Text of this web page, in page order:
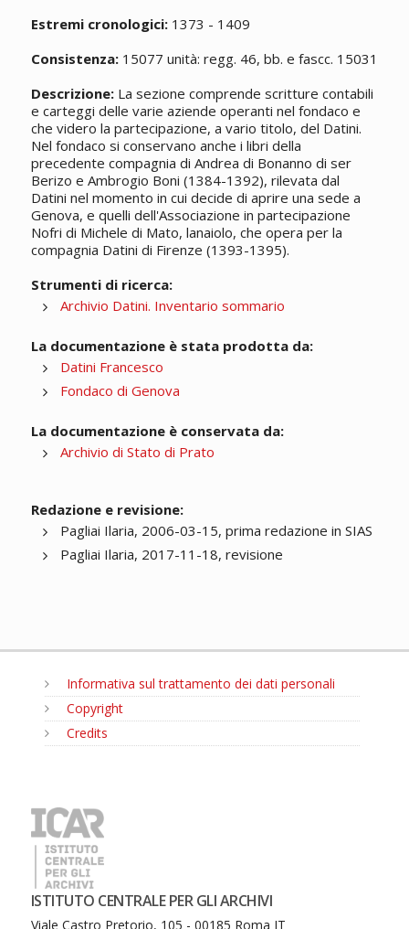
Estremi cronologici:1373 - 1409
Consistenza:15077 unità: regg. 46, bb. e fascc. 15031
Descrizione:La sezione comprende scritture contabili
e carteggi delle varie aziende operanti nel fondaco e
che videro la partecipazione, a vario titolo, del Datini.
Nel fondaco si conservano anche i libri della
precedente compagnia di Andrea di Bonanno di ser
Berizo e Ambrogio Boni (1384-1392), rilevata dal
Datini nel momento in cui decide di aprire una sede a
Genova, e quelli dell'Associazione in partecipazione
Nofri di Michele di Mato, lanaiolo, che opera per la
compagnia Datini di Firenze (1393-1395).
Strumenti di ricerca:
Archivio Datini. Inventario sommario
La documentazione è stata prodotta da:
Datini Francesco
Fondaco di Genova
La documentazione è conservata da:
Archivio di Stato di Prato
Redazione e revisione:
Pagliai Ilaria, 2006-03-15, prima redazione in SIAS
Pagliai Ilaria, 2017-11-18, revisione
Informativa sul trattamento dei dati personali
Copyright
Credits
ISTITUTO CENTRALE PER GLI ARCHIVI
Viale Castro Pretorio, 105 - 00185 Roma IT